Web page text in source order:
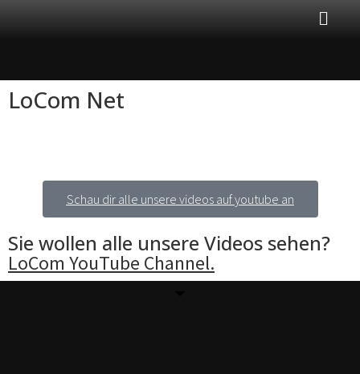
LoCom Net
Schau dir alle unsere videos auf youtube an
Sie wollen alle unsere Videos sehen?
LoCom YouTube Channel.